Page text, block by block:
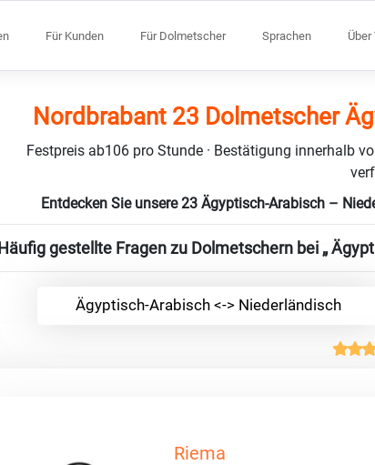
Für Kunden Für Dolmetscher Sprachen Über
Nordbrabant 23 Dolmetscher
Festpreis ab106 pro Stunde · Bestätigung innerhalb
Entdecken Sie unsere 23 Ägyptisch-Arabisch –
gestellte Fragen zu Dolmetschern bei „
Ägyptisch-Arabisch <-> Niederländisch
Riema